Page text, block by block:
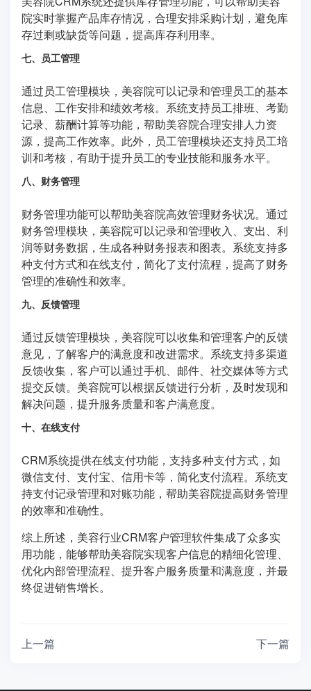
院实时掌握产品库存情况，合理安排采购计划，避免库
存过剩或缺货等问题，提高库存利用率。
七、员工管理
通过员工管理模块，美容院可以记录和管理员工的基本
信息、工作安排和绩效考核。系统支持员工排班、考勤
记录、薪酬计算等功能，帮助美容院合理安排人力资
源，提高工作效率。此外，员工管理模块还支持员工培
训和考核，有助于提升员工的专业技能和服务水平。
八、财务管理
财务管理功能可以帮助美容院高效管理财务状况。通过
财务管理模块，美容院可以记录和管理收入、支出、利
润等财务数据，生成各种财务报表和图表。系统支持多
种支付方式和在线支付，简化了支付流程，提高了财务
管理的准确性和效率。
九、反馈管理
通过反馈管理模块，美容院可以收集和管理客户的反馈
意见，了解客户的满意度和改进需求。系统支持多渠道
反馈收集，客户可以通过手机、邮件、社交媒体等方式
提交反馈。美容院可以根据反馈进行分析，及时发现和
解决问题，提升服务质量和客户满意度。
十、在线支付
CRM系统提供在线支付功能，支持多种支付方式，如
微信支付、支付宝、信用卡等，简化支付流程。系统支
持支付记录管理和对账功能，帮助美容院提高财务管理
的效率和准确性。
综上所述，美容行业CRM客户管理软件集成了众多实
用功能，能够帮助美容院实现客户信息的精细化管理、
优化内部管理流程、提升客户服务质量和满意度，并最
终促进销售增长。
上一篇 下一篇